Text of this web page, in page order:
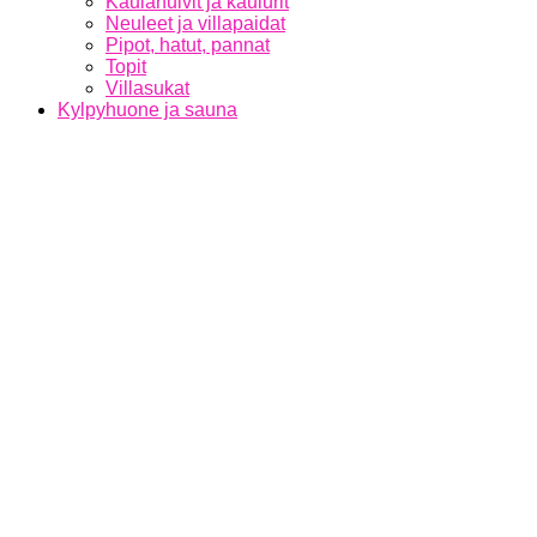
Neuleet ja villapaidat
Pipot, hatut, pannat
Topit
Villasukat
Kylpyhuone ja sauna